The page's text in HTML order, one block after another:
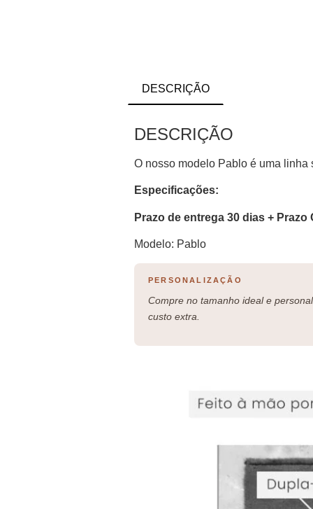
DESCRIÇÃO
DESCRIÇÃO
O nosso modelo Pablo é uma
Especificações:
Prazo de entrega 30 dias + Prazo
Modelo: Pablo
PERSONALIZAÇÃO
Compre no tamanho ideal e
custo extra.